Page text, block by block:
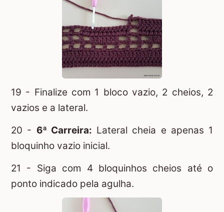
19 - Finalize com 1 bloco vazio, 2 cheios, 2
vazios e a lateral.
20 - 6ª Carreira: Lateral cheia e apenas 1
bloquinho vazio inicial.
21 - Siga com 4 bloquinhos cheios até o
ponto indicado pela agulha.